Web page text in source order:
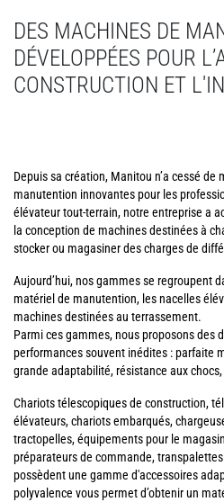
DES MACHINES DE
DÉVELOPPÉES POUR
CONSTRUCTION ET
Depuis sa création, Manitou n’a cessé
manutention innovantes pour les
élévateur tout-terrain, notre entreprise a
la conception de machines destinées à
stocker ou magasiner des charges de
Aujourd’hui, nos gammes se regroupent
matériel de manutention, les nacelles
machines destinées au terrassement.
Parmi ces gammes, nous proposons des
performances souvent inédites : parfaite
grande adaptabilité, résistance aux
Chariots télescopiques de construction,
élévateurs, chariots embarqués,
tractopelles, équipements pour le
préparateurs de commande,
possèdent une gamme d'accessoires
polyvalence vous permet d’obtenir un